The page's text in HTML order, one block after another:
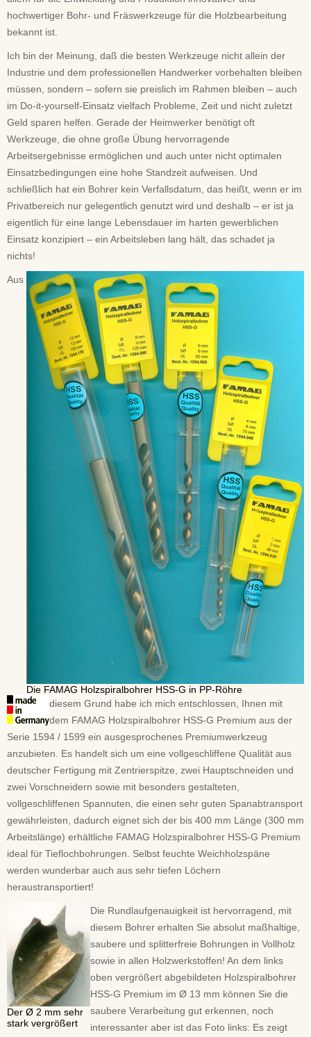
hochwertiger Bohr- und Fräswerkzeuge für die Holzbearbeitung
bekannt ist.
Ich bin der Meinung, daß die besten Werkzeuge nicht allein der
Industrie und dem professionellen Handwerker vorbehalten bleiben
müssen, sondern – sofern sie preislich im Rahmen bleiben – auch
im Do-it-yourself-Einsatz vielfach Probleme, Zeit und nicht zuletzt
Geld sparen helfen. Gerade der Heimwerker benötigt oft
Werkzeuge, die ohne große Übung hervorragende
Arbeitsergebnisse ermöglichen und auch unter nicht optimalen
Einsatzbedingungen eine hohe Standzeit aufweisen. Und
schließlich hat ein Bohrer kein Verfallsdatum, das heißt, wenn er im
Privatbereich nur gelegentlich genutzt wird und deshalb – er ist ja
eigentlich für eine lange Lebensdauer im harten gewerblichen
Einsatz konzipiert – ein Arbeitsleben lang hält, das schadet ja
nichts!
Die FAMAG Holzspiralbohrer HSS-G in PP-Röhre
Aus
diesem Grund habe ich mich entschlossen, Ihnen mit
dem FAMAG Holzspiralbohrer HSS-G Premium aus der
Serie 1594 / 1599 ein ausgesprochenes Premiumwerkzeug
anzubieten. Es handelt sich um eine vollgeschliffene Qualität aus
deutscher Fertigung mit Zentrierspitze, zwei Hauptschneiden und
zwei Vorschneidern sowie mit besonders gestalteten,
vollgeschliffenen Spannuten, die einen sehr guten Spanabtransport
gewährleisten, dadurch eignet sich der bis 400 mm Länge (300 mm
Arbeitslänge) erhältliche FAMAG Holzspiralbohrer HSS-G Premium
ideal für Tieflochbohrungen. Selbst feuchte Weichholzspäne
werden wunderbar auch aus sehr tiefen Löchern
heraustransportiert!
Der Ø 2 mm sehr
stark vergrößert
Die Rundlaufgenauigkeit ist hervorragend, mit
diesem Bohrer erhalten Sie absolut maßhaltige,
saubere und splitterfreie Bohrungen in Vollholz
sowie in allen Holzwerkstoffen! An dem links
oben vergrößert abgebildeten Holzspiralbohrer
HSS-G Premium im Ø 13 mm können Sie die
saubere Verarbeitung gut erkennen, noch
interessanter aber ist das Foto links: Es zeigt